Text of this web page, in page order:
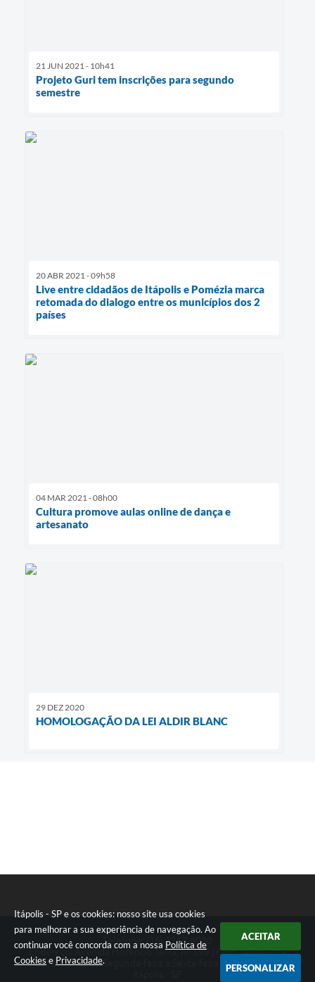
Itápolis - SP e os cookies: nosso site usa cookies
para melhorar a sua experiência de navegação. Ao
continuar você concorda com a nossa Política de
Cookies e Privacidade.
ACEITAR
PERSONALIZAR
21 JUN 2021 - 10h41
Projeto Guri tem inscrições para segundo
semestre
20 ABR 2021 - 09h58
Live entre cidadãos de Itápolis e Pomézia marca
retomada do dialogo entre os municípios dos 2
países
04 MAR 2021 - 08h00
Cultura promove aulas online de dança e
artesanato
29 DEZ 2020
HOMOLOGAÇÃO DA LEI ALDIR BLANC
Telefone: (16) 3263.8000
Endereço: Avenida Florêncio Terra, nº 399 | CEP: 14900-219
Atendimento de Segunda-feira a Sexta-feira das 08h às 17h